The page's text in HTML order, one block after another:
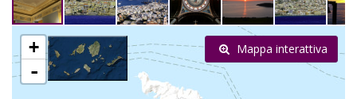
+
-
Mappa interattiva